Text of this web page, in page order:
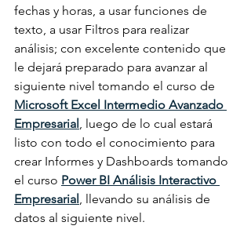
fechas y horas, a usar funciones de
texto, a usar Filtros para realizar
análisis; con excelente contenido que
le dejará preparado para avanzar al
siguiente nivel tomando el curso de
Microsoft Excel Intermedio Avanzado
Empresarial , luego de lo cual estará
listo con todo el conocimiento para
crear Informes y Dashboards tomando
el curso Power BI Análisis Interactivo
Empresarial , llevando su análisis de
datos al siguiente nivel.